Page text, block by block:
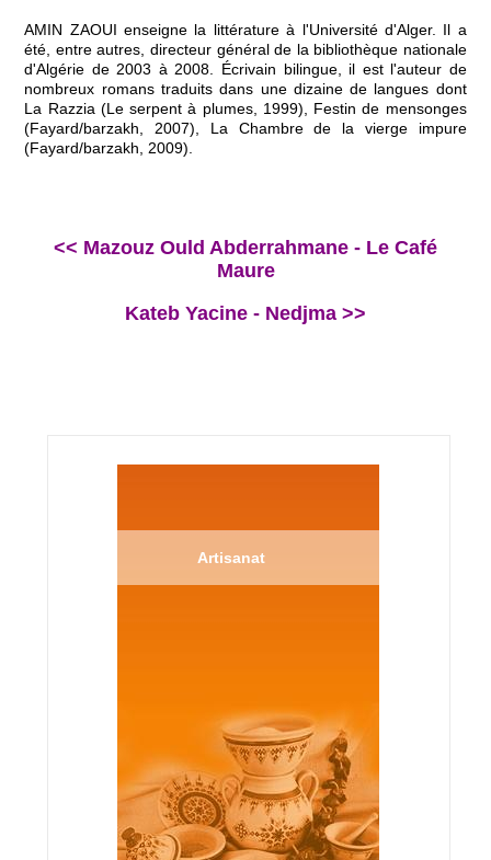
AMIN ZAOUI enseigne la littérature à l'Université d'Alger. Il a
été, entre autres, directeur général de la bibliothèque nationale
d'Algérie de 2003 à 2008. Écrivain bilingue, il est l'auteur de
nombreux romans traduits dans une dizaine de langues dont
La Razzia (Le serpent à plumes, 1999), Festin de mensonges
(Fayard/barzakh, 2007), La Chambre de la vierge impure
(Fayard/barzakh, 2009).
<< Mazouz Ould Abderrahmane - Le Café
Maure
Kateb Yacine - Nedjma >>
Artisanat